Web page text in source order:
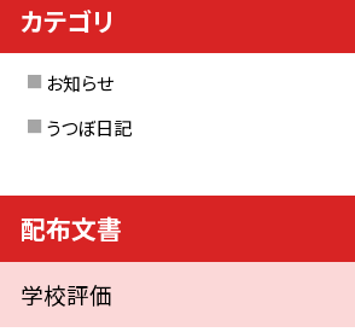
カテゴリ
お知らせ
うつぼ日記
配布文書
学校評価